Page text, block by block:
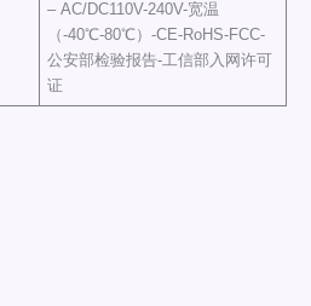
– AC/DC110V-240V-宽温
（-40℃-80℃）-CE-RoHS-FCC-
公安部检验报告-工信部入网许可
证